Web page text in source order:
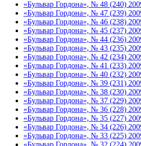
«Бульвар Гордона», № 48 (240)
«Бульвар Гордона», № 47 (239)
«Бульвар Гордона», № 46 (238)
«Бульвар Гордона», № 45 (237)
«Бульвар Гордона», № 44 (236)
«Бульвар Гордона», № 43 (235)
«Бульвар Гордона», № 42 (234)
«Бульвар Гордона», № 41 (233)
«Бульвар Гордона», № 40 (232)
«Бульвар Гордона», № 39 (231)
«Бульвар Гордона», № 38 (230)
«Бульвар Гордона», № 37 (229)
«Бульвар Гордона», № 36 (228)
«Бульвар Гордона», № 35 (227)
«Бульвар Гордона», № 34 (226)
«Бульвар Гордона», № 33 (225)
«Бульвар Гордона», № 32 (224)